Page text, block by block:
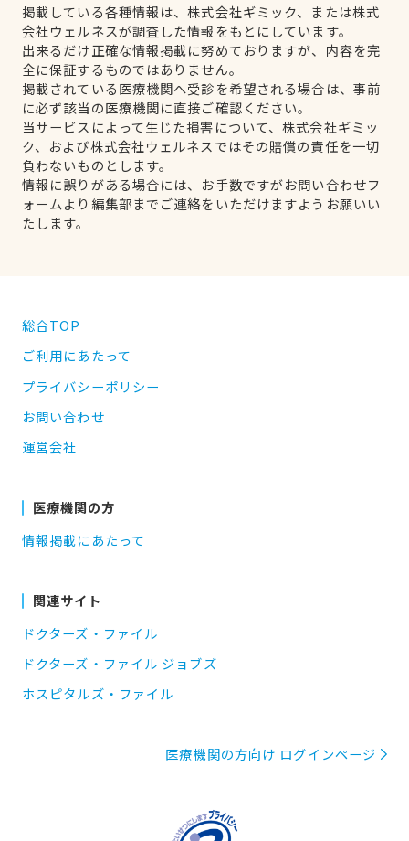
掲載している各種情報は、株式会社ギミック、または株式
会社ウェルネスが調査した情報をもとにしています。
出来るだけ正確な情報掲載に努めておりますが、内容を完
全に保証するものではありません。
掲載されている医療機関へ受診を希望される場合は、事前
に必ず該当の医療機関に直接ご確認ください。
当サービスによって生じた損害について、株式会社ギミッ
ク、および株式会社ウェルネスではその賠償の責任を一切
負わないものとします。
情報に誤りがある場合には、お手数ですがお問い合わせフ
ォームより編集部までご連絡をいただけますようお願いい
たします。
総合TOP
ご利用にあたって
プライバシーポリシー
お問い合わせ
運営会社
医療機関の方
情報掲載にあたって
関連サイト
ドクターズ・ファイル
ドクターズ・ファイル ジョブズ
ホスピタルズ・ファイル
医療機関の方向け ログインページ